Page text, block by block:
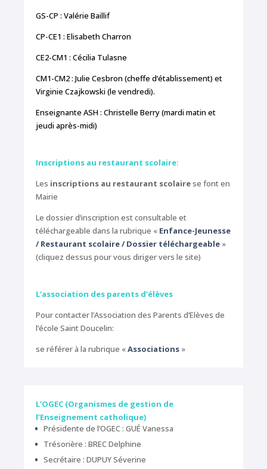
GS-CP : Valérie Baillif
CP-CE1 : Elisabeth Charron
CE2-CM1 : Cécilia Tulasne
CM1-CM2 : Julie Cesbron (cheffe d’établissement) et
Virginie Czajkowski (le vendredi).
Enseignante ASH : Christelle Berry (mardi matin et
jeudi après-midi)
Inscriptions au restaurant scolaire:
Les inscriptions au restaurant scolairese font en
Mairie
Le dossier d’inscription est consultable et
téléchargeable dans la rubrique « Enfance-Jeunesse
/ Restaurant scolaire / Dossier téléchargeable »
(cliquez dessus pour vous diriger vers le site)
L’association des parents d’élèves
Pour contacter l’Association des Parents d’Elèves de
l’école Saint Doucelin:
se référer à la rubrique «Associations »
L’OGEC (Organismes de gestion de
l’Enseignement catholique)
Présidente de l’OGEC : GUÉ Vanessa
Trésorière : BREC Delphine
Secrétaire : DUPUY Séverine